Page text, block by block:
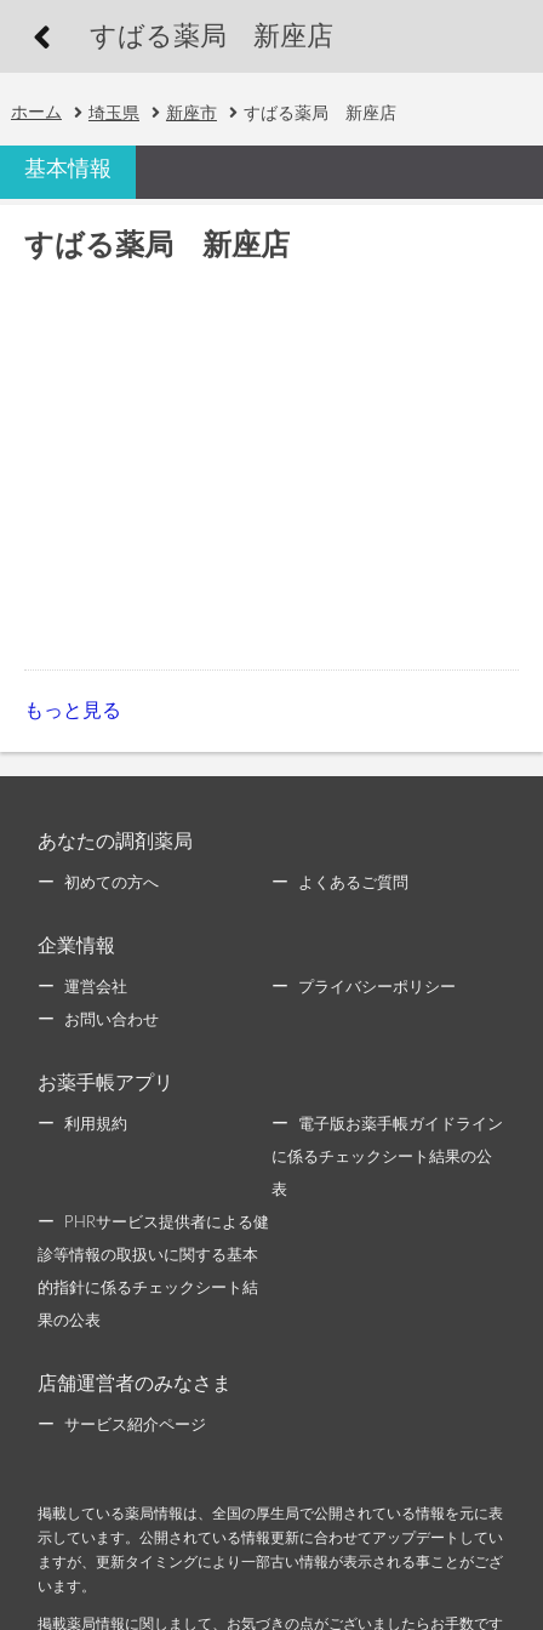
すばる薬局 新座店
ホーム 埼玉県 新座市 すばる薬局 新座店
基本情報
すばる薬局 新座店
もっと見る
あなたの調剤薬局
初めての方へ よくあるご質問
企業情報
運営会社 プライバシーポリシー
お問い合わせ
お薬手帳アプリ
利用規約 電子版お薬手帳ガイドライン
に係るチェックシート結果の公
表
PHRサービス提供者による健
診等情報の取扱いに関する基本
的指針に係るチェックシート結
果の公表
店舗運営者のみなさま
サービス紹介ページ
掲載している薬局情報は、全国の厚生局で公開されている情報を元に表
示しています。公開されている情報更新に合わせてアップデートしてい
ますが、更新タイミングにより一部古い情報が表示される事ことがござ
います。
掲載薬局情報に関しまして、お気づきの点がございましたらお手数です